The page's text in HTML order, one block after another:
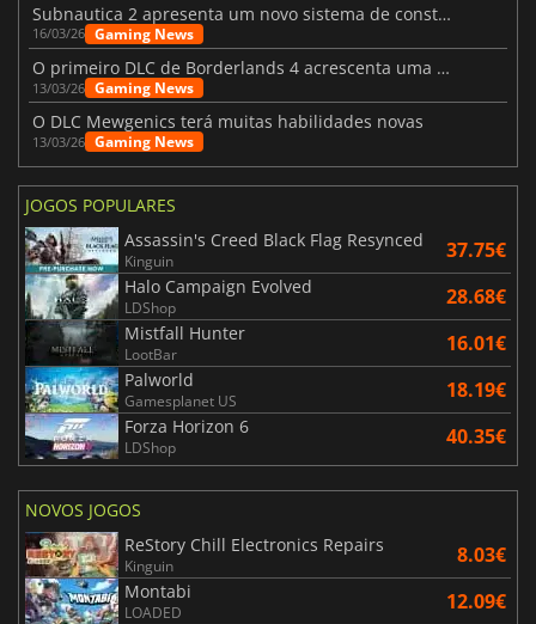
Subnautica 2 apresenta um novo sistema de construção de bases
16/03/26 Gaming News
O primeiro DLC de Borderlands 4 acrescenta uma nova personagem e muito mais
13/03/26 Gaming News
O DLC Mewgenics terá muitas habilidades novas
13/03/26 Gaming News
JOGOS POPULARES
Assassin's Creed Black Flag Resynced
Kinguin 37.75€
Halo Campaign Evolved
LDShop 28.68€
Mistfall Hunter
LootBar 16.01€
Palworld
Gamesplanet US 18.19€
Forza Horizon 6
LDShop 40.35€
NOVOS JOGOS
ReStory Chill Electronics Repairs
Kinguin 8.03€
Montabi
LOADED 12.09€